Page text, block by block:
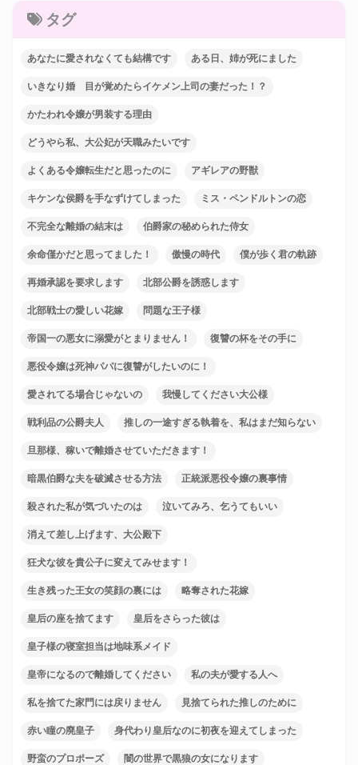
タグ
あなたに愛されなくても結構です ある日、姉が死にました
いきなり婚 目が覚めたらイケメン上司の妻だった！？
かたわれ令嬢が男装する理由
どうやら私、大公妃が天職みたいです
よくある令嬢転生だと思ったのに アギレアの野獣
キケンな侯爵を手なずけてしまった ミス・ペンドルトンの恋
不完全な離婚の結末は 伯爵家の秘められた侍女
余命僅かだと思ってました！ 傲慢の時代 僕が歩く君の軌跡
再婚承認を要求します 北部公爵を誘惑します
北部戦士の愛しい花嫁 問題な王子様
帝国一の悪女に溺愛がとまりません！ 復讐の杯をその手に
悪役令嬢は死神パパに復讐がしたいのに！
愛されてる場合じゃないの 我慢してください大公様
戦利品の公爵夫人 推しの一途すぎる執着を、私はまだ知らない
旦那様、稼いで離婚させていただきます！
暗黒伯爵な夫を破滅させる方法 正統派悪役令嬢の裏事情
殺された私が気づいたのは 泣いてみろ、乞うてもいい
消えて差し上げます、大公殿下
狂犬な彼を貴公子に変えてみせます！
生き残った王女の笑顔の裏には 略奪された花嫁
皇后の座を捨てます 皇后をさらった彼は
皇子様の寝室担当は地味系メイド
皇帝になるので離婚してください 私の夫が愛する人へ
私を捨てた家門には戻りません 見捨てられた推しのために
赤い瞳の廃皇子 身代わり皇后なのに初夜を迎えてしまった
野蛮のプロポーズ 闇の世界で黒狼の女になります